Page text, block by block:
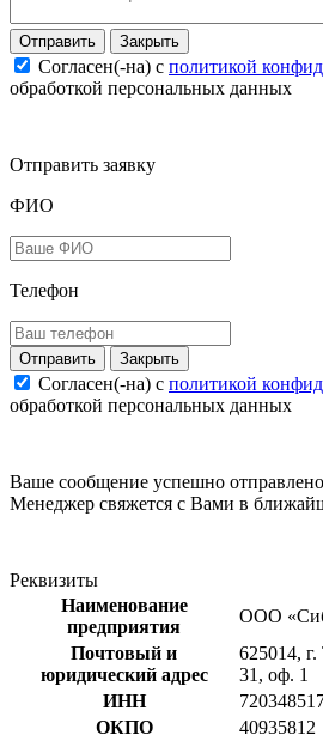
Закрыть
Согласен(-на) c политикой
обработкой персональных данных
Отправить заявку
ФИО
Телефон
Закрыть
Согласен(-на) c политикой
обработкой персональных данных
Ваше сообщение успешно
Менеджер свяжется с Вами в
Реквизиты
Наименование
предприятия
ООО
Почтовый и
юридический адрес
625014,
31, оф. 1
ИНН
ОКПО
40935812